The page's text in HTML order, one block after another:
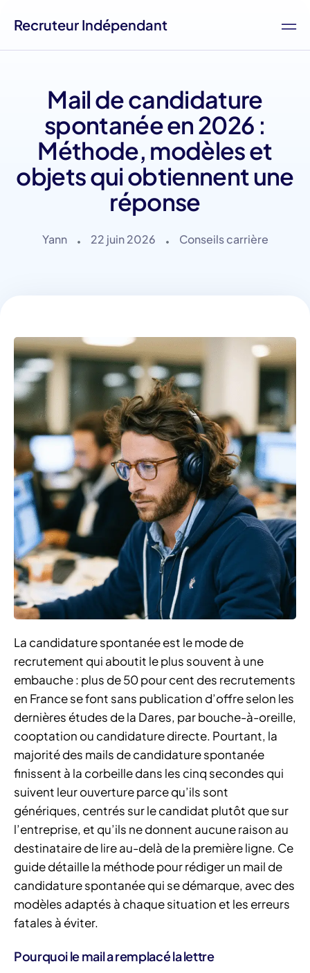
Recruteur Indépendant
Mail de candidature
spontanée en 2026 :
Méthode, modèles et
objets qui obtiennent une
réponse
Yann 22 juin 2026 Conseils carrière
La candidature spontanée est le mode de
recrutement qui aboutit le plus souvent à une
embauche : plus de 50 pour cent des recrutements
en France se font sans publication d’offre selon les
dernières études de la Dares, par bouche-à-oreille,
cooptation ou candidature directe. Pourtant, la
majorité des mails de candidature spontanée
finissent à la corbeille dans les cinq secondes qui
suivent leur ouverture parce qu’ils sont
génériques, centrés sur le candidat plutôt que sur
l’entreprise, et qu’ils ne donnent aucune raison au
destinataire de lire au-delà de la première ligne. Ce
guide détaille la méthode pour rédiger un mail de
candidature spontanée qui se démarque, avec des
modèles adaptés à chaque situation et les erreurs
fatales à éviter.
Pourquoi le mail a remplacé la lettre